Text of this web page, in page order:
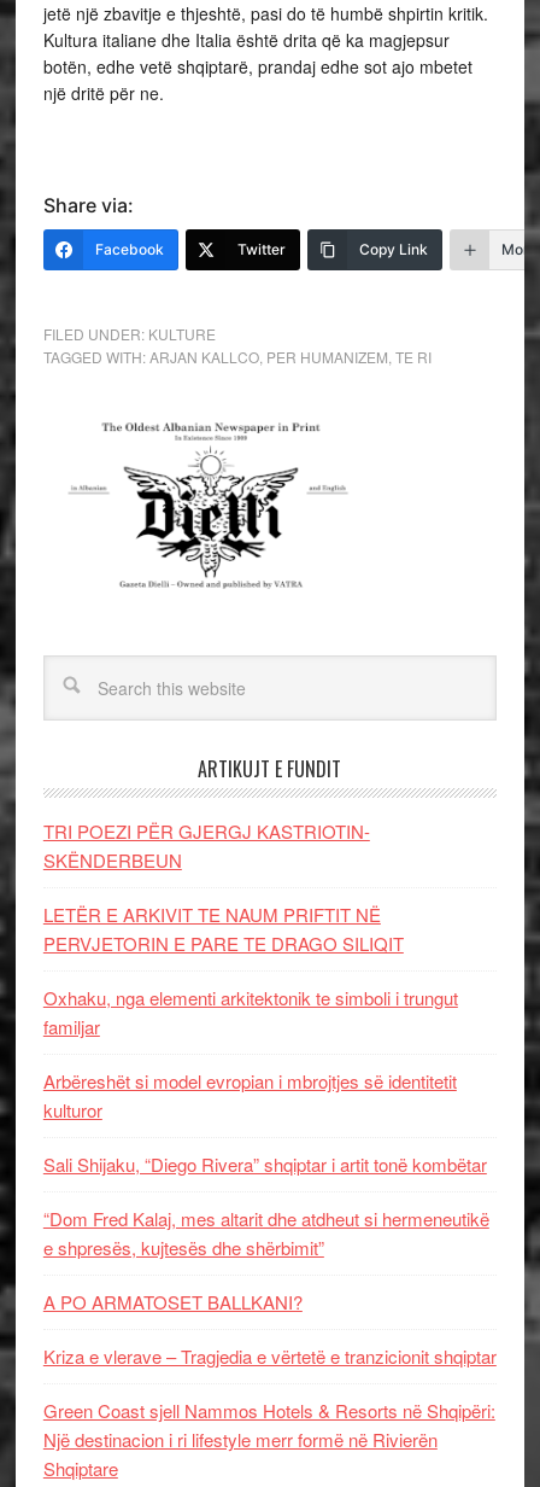
jetë një zbavitje e thjeshtë, pasi do të humbë shpirtin kritik.
Kultura italiane dhe Italia është drita që ka magjepsur
botën, edhe vetë shqiptarë, prandaj edhe sot ajo mbetet
një dritë për ne.
Share via:
Facebook Twitter Copy Link More
FILED UNDER: KULTURE
TAGGED WITH:ARJAN KALLCO, PER HUMANIZEM TE RI
ARTIKUJT E FUNDIT
TRI POEZI PËR GJERGJ KASTRIOTIN-
SKËNDERBEUN
LETËR E ARKIVIT TE NAUM PRIFTIT NË
PERVJETORIN E PARE TE DRAGO SILIQIT
Oxhaku, nga elementi arkitektonik te simboli i trungut
familjar
Arbëreshët si model evropian i mbrojtjes së identitetit
kulturor
Sali Shijaku, “Diego Rivera” shqiptar i artit tonë kombëtar
“Dom Fred Kalaj, mes altarit dhe atdheut si hermeneutikë
e shpresës, kujtesës dhe shërbimit”
A PO ARMATOSET BALLKANI?
Kriza e vlerave – Tragjedia e vërtetë e tranzicionit shqiptar
Green Coast sjell Nammos Hotels & Resorts në Shqipëri:
Një destinacion i ri lifestyle merr formë në Rivierën
Shqiptare